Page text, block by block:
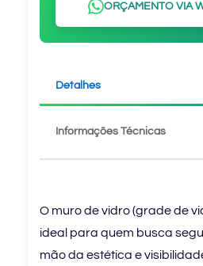
ORÇAMENTO VIA
Detalhes
Informações Técnicas
O muro de vidro (grade de
ideal para quem busca
mão da estética e